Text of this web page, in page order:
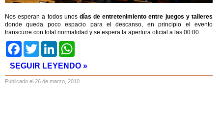
Nos esperan a todos unos días de entretenimiento entre juegos y talleres
donde queda poco espacio para el descanso, en principio el evento
transcurre con total normalidad y se espera la apertura oficial a las 00:00.
FacebookTwitter LinkedIn
SEGUIR LEYENDO »
Publicado el 26 de marzo, 2010